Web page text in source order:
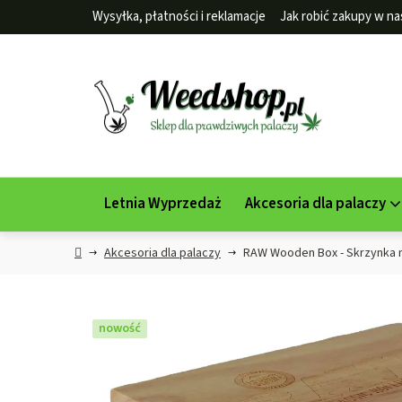
Wysyłka, płatności i reklamacje Jak robić zakupy w
Letnia Wyprzedaż Akcesoria dla palaczy
HomeAkcesoria dla palaczy RAW Wooden Box -
nowość